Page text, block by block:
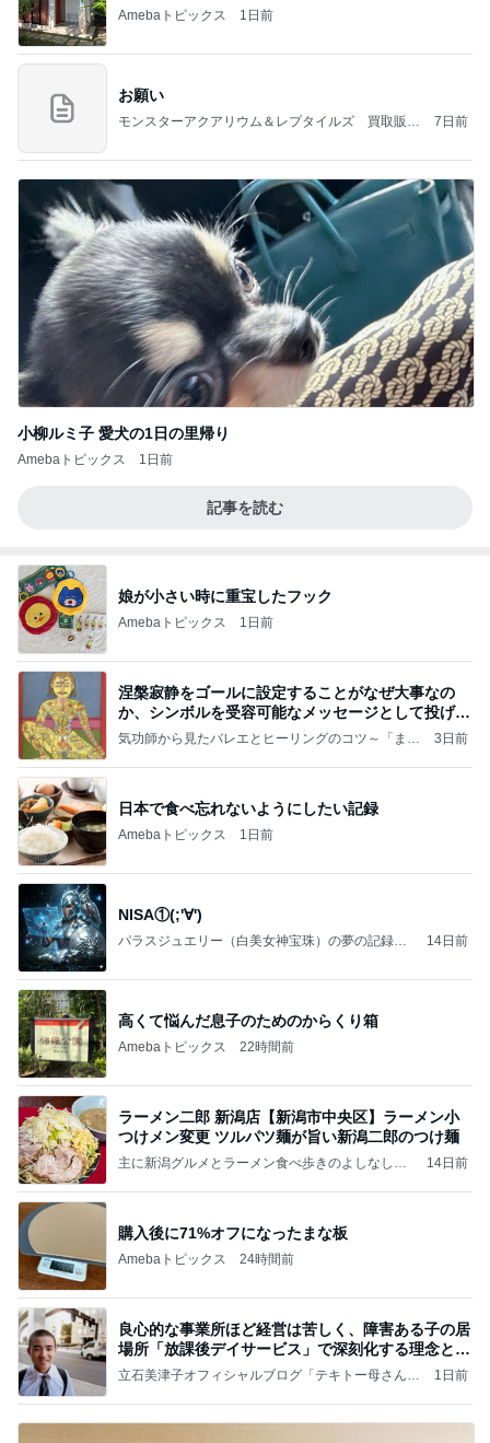
Amebaトピックス 1日前
お願い
モンスターアクアリウム＆レプタイルズ 買取販売
7日前
小柳ルミ子 愛犬の1日の里帰り
Amebaトピックス 1日前
記事を読む
娘が小さい時に重宝したフック
Amebaトピックス 1日前
涅槃寂静をゴールに設定することがなぜ大事なの
か、シンボルを受容可能なメッセージとして投げる
ことが
気功師から見たバレエとヒーリングのコツ～「まと
3日前
日本で食べ忘れないようにしたい記録
Amebaトピックス 1日前
NISA①(;'∀')
パラスジュエリー（白美女神宝珠）の夢の記録
14日前
高くて悩んだ息子のためのからくり箱
Amebaトピックス 22時間前
ラーメン二郎 新潟店【新潟市中央区】ラーメン小
つけメン変更 ツルパツ麺が旨い新潟二郎のつけ麺
主に新潟グルメとラーメン食べ歩きのよしなしご
14日前
購入後に71%オフになったまな板
Amebaトピックス 24時間前
良心的な事業所ほど経営は苦しく、障害ある子の居
場所「放課後デイサービス」で深刻化する理念と現
実の
立石美津子オフィシャルブログ「テキトー母さんの
1日前